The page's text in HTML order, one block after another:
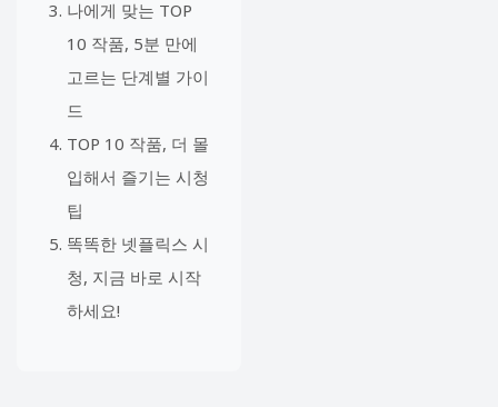
나에게 맞는 TOP
10 작품, 5분 만에
고르는 단계별 가이
드
TOP 10 작품, 더 몰
입해서 즐기는 시청
팁
똑똑한 넷플릭스 시
청, 지금 바로 시작
하세요!